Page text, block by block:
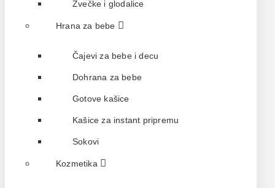
Zvečke i glodalice
Hrana za bebe
Čajevi za bebe i decu
Dohrana za bebe
Gotove kašice
Kašice za instant pripremu
Sokovi
Kozmetika